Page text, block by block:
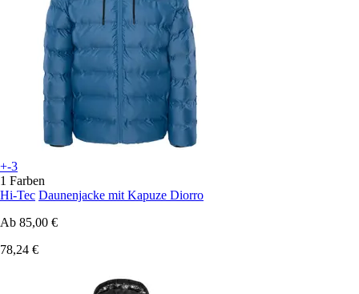
+-3
1 Farben
Hi-Tec Daunenjacke mit Kapuze Diorro
Ab 85,00 €
78,24 €